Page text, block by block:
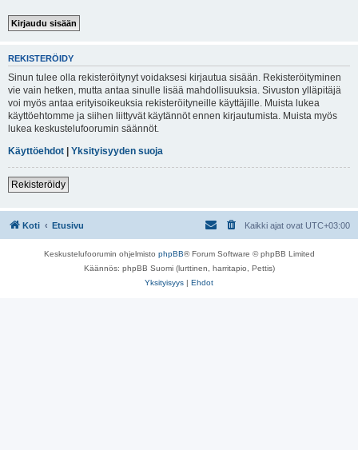
REKISTERÖIDY
Sinun tulee olla rekisteröitynyt voidaksesi kirjautua sisään. Rekisteröityminen
vie vain hetken, mutta antaa sinulle lisää mahdollisuuksia. Sivuston ylläpitäjä
voi myös antaa erityisoikeuksia rekisteröityneille käyttäjille. Muista lukea
käyttöehtomme ja siihen liittyvät käytännöt ennen kirjautumista. Muista myös
lukea keskustelufoorumin säännöt.
Käyttöehdot | Yksityisyyden suoja
Rekisteröidy
Koti Etusivu Kaikki ajat ovat UTC+03:00
Keskustelufoorumin ohjelmisto phpBB® Forum Software © phpBB Limited
Käännös: phpBB Suomi (lurttinen, harritapio, Pettis)
Yksityisyys | Ehdot